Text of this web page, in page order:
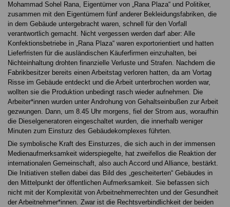
Mohammad Sohel Rana, Eigentümer von „Rana Plaza“ und Politiker,
zusammen mit den Eigentümern fünf anderer Bekleidungsfabriken, die
in dem Gebäude untergebracht waren, schnell für den Vorfall
verantwortlich gemacht. Nicht vergessen werden darf aber: Alle
Konfektionsbetriebe in „Rana Plaza“ waren exportorientiert und hatten
Lieferfristen für die ausländischen Käuferfirmen einzuhalten, bei
Nichteinhaltung drohten finanzielle Verluste und Strafen. Nachdem die
Fabrikbesitzer bereits einen Arbeitstag verloren hatten, da am Vortag
Risse im Gebäude entdeckt und die Arbeit unterbrochen worden war,
wollten sie die Produktion unbedingt rasch wieder aufnehmen. Die
Arbeiter*innen wurden unter Androhung von Gehaltseinbußen zur Arbeit
gezwungen. Dann, um 8.45 Uhr morgens, fiel der Strom aus, woraufhin
die Dieselgeneratoren eingeschaltet wurden, die innerhalb weniger
Minuten zum Einsturz des Gebäudekomplexes führten.
Die symbolische Kraft des Einsturzes, die sich auch in der immensen
Medienaufmerksamkeit widerspiegelte, hat zweifellos die Reaktion der
internationalen Gemeinschaft, also auch Accord und Alliance, bestärkt.
Die Initiativen stellen dabei das Bild des „gescheiterten“ Gebäudes in
den Mittelpunkt der öffentlichen Aufmerksamkeit. Sie befassen sich
nicht mit der Komplexität von Arbeitnehmerrechten und der Gesundheit
der Arbeitnehmer*innen. Zwar ist die Rechtsverbindlichkeit der beiden